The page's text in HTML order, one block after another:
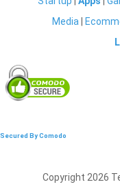
Media
Secured By Comodo
Copyright 2026